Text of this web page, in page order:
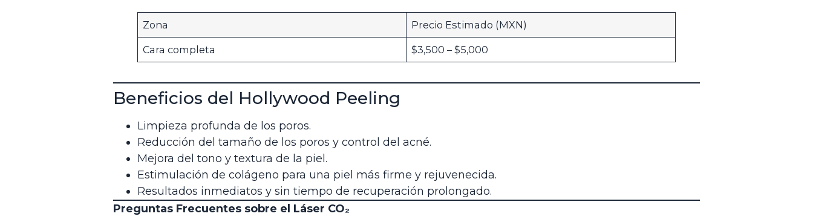
Zona Precio Estimado (MXN)
Cara completa $3,500 – $5,000
Beneficios del Hollywood Peeling
Limpieza profunda de los poros.
Reducción del tamaño de los poros y control del acné.
Mejora del tono y textura de la piel.
Estimulación de colágeno para una piel más firme y rejuvenecida.
Resultados inmediatos y sin tiempo de recuperación prolongado.
Preguntas Frecuentes sobre el Láser CO₂